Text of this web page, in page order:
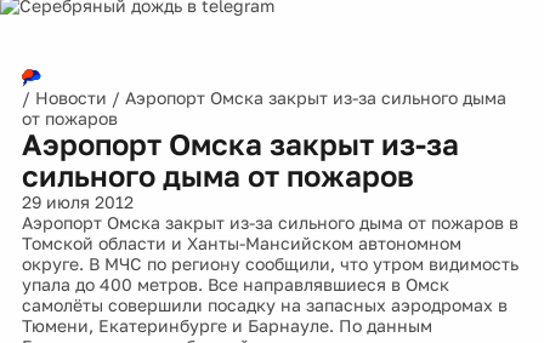
/ Новости / Аэропорт Омска закрыт из-за сильного дыма
от пожаров
Аэропорт Омска закрыт из-за
сильного дыма от пожаров
29 июля 2012
Аэропорт Омска закрыт из-за сильного дыма от пожаров в
Томской области и Ханты-Мансийском автономном
округе. В МЧС по региону сообщили, что утром видимость
упала до 400 метров. Все направлявшиеся в Омск
самолёты совершили посадку на запасных аэродромах в
Тюмени, Екатеринбурге и Барнауле. По данным